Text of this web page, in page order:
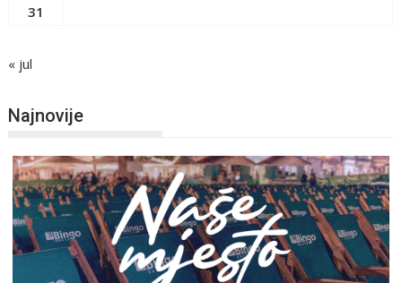
31
« jul
Najnovije